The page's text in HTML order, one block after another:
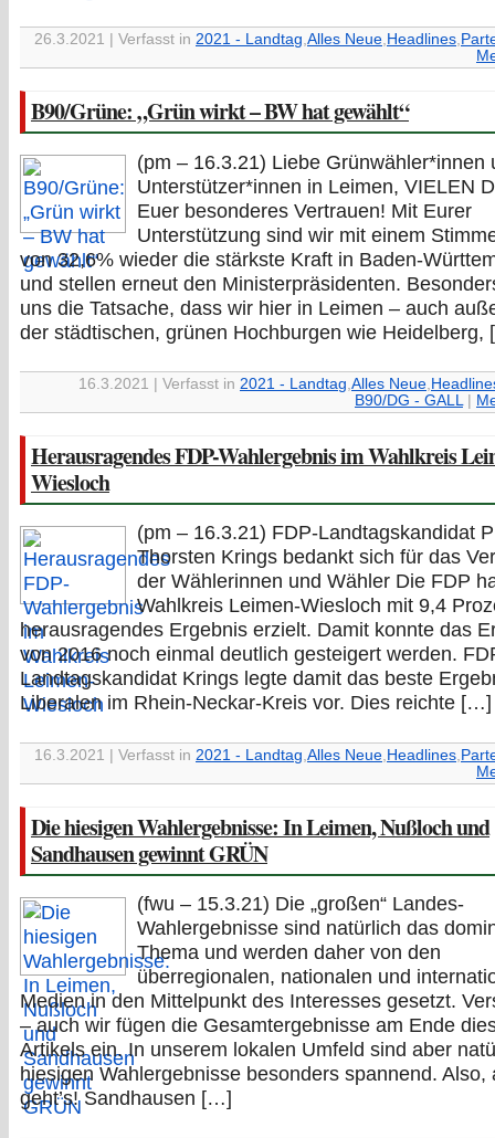
26.3.2021 | Verfasst in 2021 - Landtag,Alles Neue, Headlines,
B90/Grüne: „Grün wirkt – BW hat gewählt“
(pm – 16.3.21) Liebe Grünwähler*innen
Unterstützer*innen in Leimen, VIELEN
Euer besonderes Vertrauen! Mit Eurer
Unterstützung sind wir mit einem
von 32,6% wieder die stärkste Kraft in Baden-
und stellen erneut den Ministerpräsidenten.
uns die Tatsache, dass wir hier in Leimen – auch
der städtischen, grünen Hochburgen wie
16.3.2021 | Verfasst in 2021 - Landtag Alles Neue
B90/DG - GALL
Herausragendes FDP-Wahlergebnis im Wahlkreis
Wiesloch
(pm – 16.3.21) FDP-Landtagskandidat
Thorsten Krings bedankt sich für das
der Wählerinnen und Wähler Die FDP
Wahlkreis Leimen-Wiesloch mit 9,4
herausragendes Ergebnis erzielt. Damit konnte das
von 2016 noch einmal deutlich gesteigert werden.
Landtagskandidat Krings legte damit das beste
Liberalen im Rhein-Neckar-Kreis vor. Dies reichte […]
16.3.2021 | Verfasst in 2021 - Landtag Alles Neue Headlines
Die hiesigen Wahlergebnisse: In Leimen, Nußloch und
Sandhausen gewinnt GRÜN
(fwu – 15.3.21) Die „großen“ Landes-
Wahlergebnisse sind natürlich das
Thema und werden daher von den
überregionalen, nationalen und
Medien in den Mittelpunkt des Interesses gesetzt.
– auch wir fügen die Gesamtergebnisse am Ende
Artikels ein. In unserem lokalen Umfeld sind aber
hiesigen Wahlergebnisse besonders spannend. Also,
geht’s! Sandhausen […]